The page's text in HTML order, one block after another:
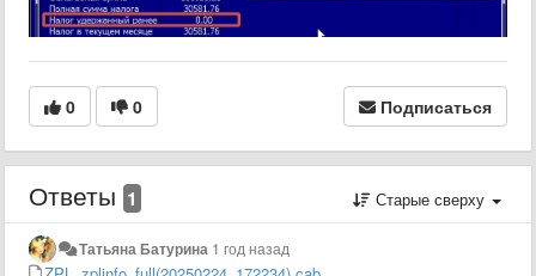
0 0 Подписаться
Ответы 1 Старые сверху
Татьяна Батурина 1 год назад